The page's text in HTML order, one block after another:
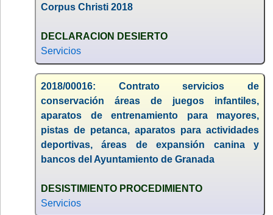
Corpus Christi 2018
DECLARACION DESIERTO
Servicios
2018/00016: Contrato servicios de
conservación áreas de juegos infantiles,
aparatos de entrenamiento para mayores,
pistas de petanca, aparatos para actividades
deportivas, áreas de expansión canina y
bancos del Ayuntamiento de Granada
DESISTIMIENTO PROCEDIMIENTO
Servicios